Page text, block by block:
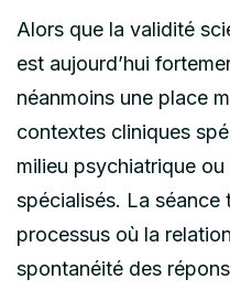
Alors que la validité
est aujourd’hui
néanmoins une place
contextes cliniques
milieu psychiatrique
spécialisés. La séance
processus où la
spontanéité des